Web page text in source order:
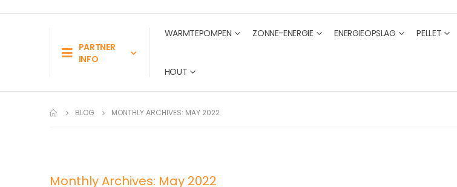
PARTNER
INFO
WARMTEPOMPEN ZONNE-ENERGIE ENERGIEOPSLAG PELLET
HOUT
BLOG MONTHLY ARCHIVES: MAY 2022
Monthly Archives: May 2022